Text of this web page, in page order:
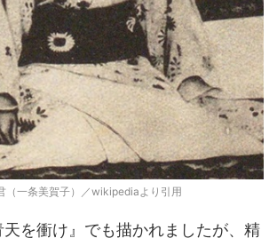
（一条美賀子）／wikipediaより引用
を衝け』でも描かれましたが、精